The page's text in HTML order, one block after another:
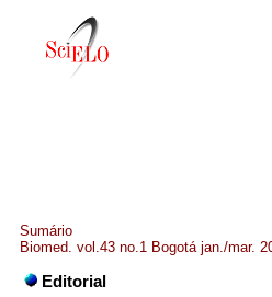
Sumário
Biomed. vol.43 no.1 Bogotá jan./mar.
Editorial